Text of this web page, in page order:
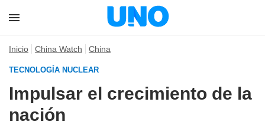
Inicio China Watch China
TECNOLOGÍA NUCLEAR
Impulsar el crecimiento de la
nación